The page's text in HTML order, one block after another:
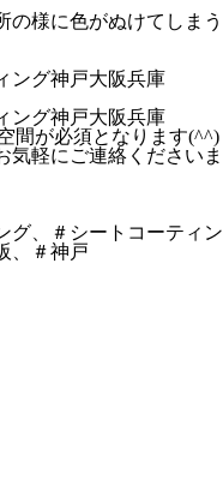
様に色がぬけてしまう
間が必須となります(^^)
気軽にご連絡くださいま
グ、＃シートコーティン
、＃神戸